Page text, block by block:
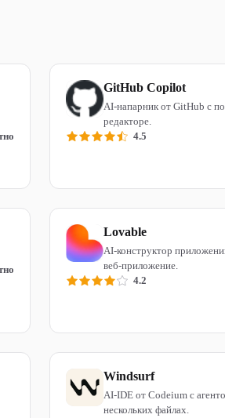
GitHub Copilot
AI-напарник от GitHub с
редакторе.
4.5
Lovable
AI-конструктор
веб-приложение.
4.2
Windsurf
AI-IDE от Codeium с
нескольких файлах.